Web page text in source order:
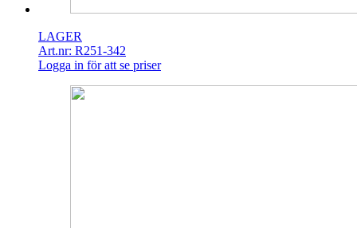
LAGER
Art.nr: R251-342
Logga in för att se priser